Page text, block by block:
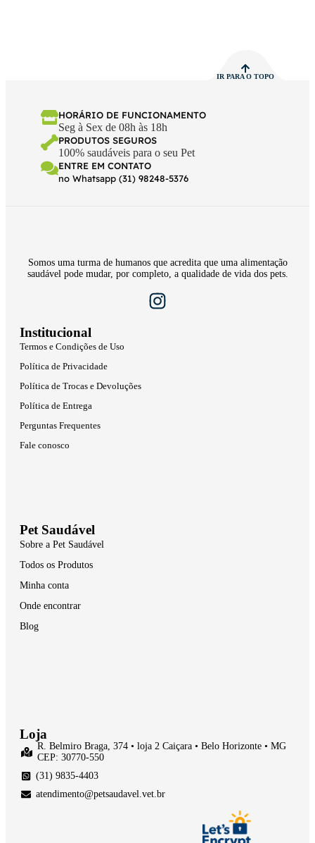
IR PARA O TOPO
HORÁRIO DE FUNCIONAMENTO
Seg à Sex de 08h às 18h
PRODUTOS SEGUROS
100% saudáveis para o seu Pet
ENTRE EM CONTATO
no Whatsapp (31) 98248-5376
Somos uma turma de humanos que acredita que uma alimentação
saudável pode mudar, por completo, a qualidade de vida dos pets.
Institucional
Termos e Condições de Uso
Política de Privacidade
Política de Trocas e Devoluções
Política de Entrega
Perguntas Frequentes
Fale conosco
Pet Saudável
Sobre a Pet Saudável
Todos os Produtos
Minha conta
Onde encontrar
Blog
Loja
R. Belmiro Braga, 374 • loja 2 Caiçara • Belo Horizonte • MG
CEP: 30770-550
(31) 9835-4403
atendimento@petsaudavel.vet.br